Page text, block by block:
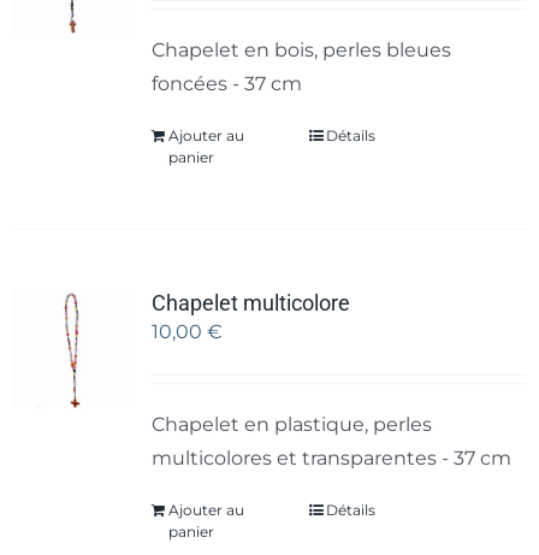
Chapelet en bois, perles bleues
foncées - 37 cm
Ajouter au
panier
Détails
Chapelet multicolore
10,00 €
Chapelet en plastique, perles
multicolores et transparentes - 37 cm
Ajouter au
panier
Détails